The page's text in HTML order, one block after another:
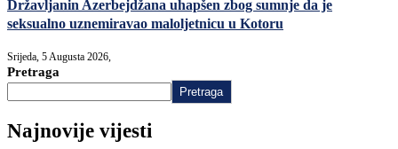
Državljanin Azerbejdžana uhapšen zbog sumnje da je
seksualno uznemiravao maloljetnicu u Kotoru
Srijeda, 5 Augusta 2026,
Pretraga
Pretraga
Najnovije vijesti